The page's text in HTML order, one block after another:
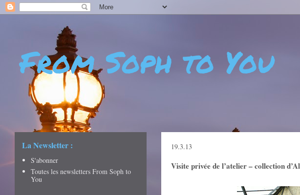
From Soph to You
- DÉCOUVERTES - CULTURE - CITY GUIDES - VOYAGES - CRÉATIVITÉ -
19.3.13
Visite privée de l’atelier – collection
La Newsletter :
S'abonner
Toutes les newsletters From Soph to
You